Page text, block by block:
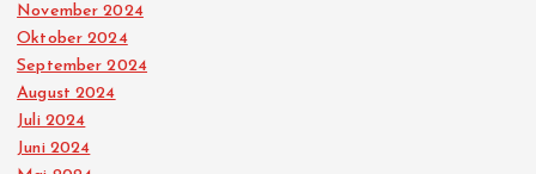
November 2024
Oktober 2024
September 2024
August 2024
Juli 2024
Juni 2024